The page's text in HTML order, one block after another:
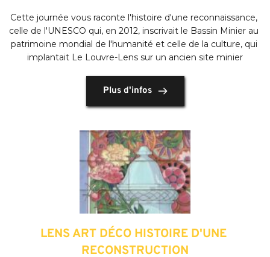
Cette journée vous raconte l'histoire d'une reconnaissance,
celle de l'UNESCO qui, en 2012, inscrivait le Bassin Minier au
patrimoine mondial de l'humanité et celle de la culture, qui
implantait Le Louvre-Lens sur un ancien site minier
Plus d'infos
LENS ART DÉCO HISTOIRE D'UNE
RECONSTRUCTION